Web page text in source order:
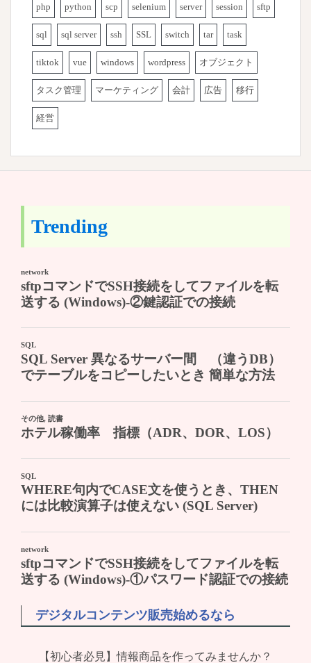
php python scp selenium server session sftp
sql sql server ssh SSL switch tar task
tiktok vue windows wordpress オブジェクト
タスク管理 マーケティング 会計 広告 移行
経営
Trending
デジタルコンテンツ販売始めるなら
【初心者必見】情報商品を作ってみませんか？